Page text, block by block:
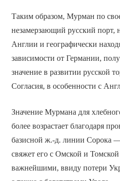
Таким образом, Мурман по
незамерзающий русский порт,
Англии и географически
зависимости от Германии,
значение в развитии русской
Согласия, в особенности с
Значение Мурмана для
более возрастает благодаря
базисной ж.-д. линии Сорока
свяжет его с Омской и
важнейшими, ввиду потери